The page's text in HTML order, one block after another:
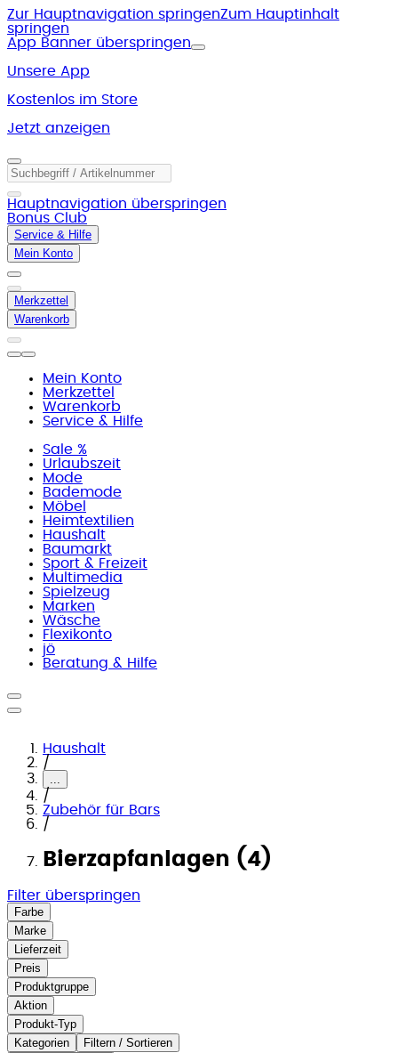
Zur Hauptnavigation springenZum Hauptinhalt
springen
App Banner überspringen
Unsere App
Kostenlos im Store
Jetzt anzeigen
Hauptnavigation überspringen
Bonus Club
Service & Hilfe
Mein Konto
Merkzettel
Warenkorb
Mein Konto
Merkzettel
Warenkorb
Service & Hilfe
Sale %
Urlaubszeit
Mode
Bademode
Möbel
Heimtextilien
Haushalt
Baumarkt
Sport & Freizeit
Multimedia
Spielzeug
Marken
Wäsche
Flexikonto
jö
Beratung & Hilfe
Haushalt
/
...
/
Zubehör für Bars
/
Bierzapfanlagen (4)
Filter überspringen
Farbe
Marke
Lieferzeit
Preis
Produktgruppe
Aktion
Produkt-Typ
Kategorien
Filtern / Sortieren